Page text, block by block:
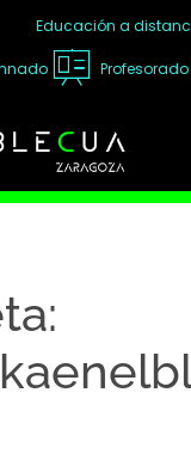
Educación a
Profesorado